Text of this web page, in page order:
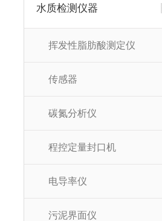
水质检测仪器
挥发性脂肪酸测定仪
传感器
碳氮分析仪
程控定量封口机
电导率仪
污泥界面仪